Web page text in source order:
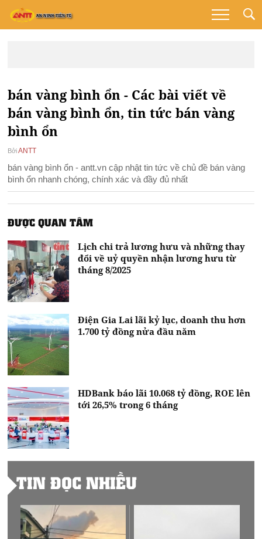
bán vàng bình ổn - Các bài viết về
bán vàng bình ổn, tin tức bán vàng
bình ổn
Bởi ANTT
bán vàng bình ổn - antt.vn cập nhật tin tức về chủ đề bán vàng
bình ổn nhanh chóng, chính xác và đầy đủ nhất
ĐƯỢC QUAN TÂM
Lịch chi trả lương hưu và những thay
đổi về uỷ quyền nhận lương hưu từ
tháng 8/2025
Điện Gia Lai lãi kỷ lục, doanh thu hơn
1.700 tỷ đồng nửa đầu năm
HDBank báo lãi 10.068 tỷ đồng, ROE lên
tới 26,5% trong 6 tháng
TIN ĐỌC NHIỀU